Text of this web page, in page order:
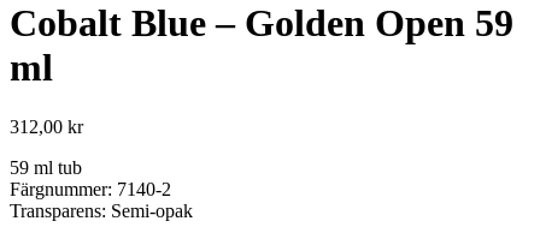
Cobalt Blue – Golden Open 59
ml
312,00 kr
59 ml tub
Färgnummer: 7140-2
Transparens: Semi-opak